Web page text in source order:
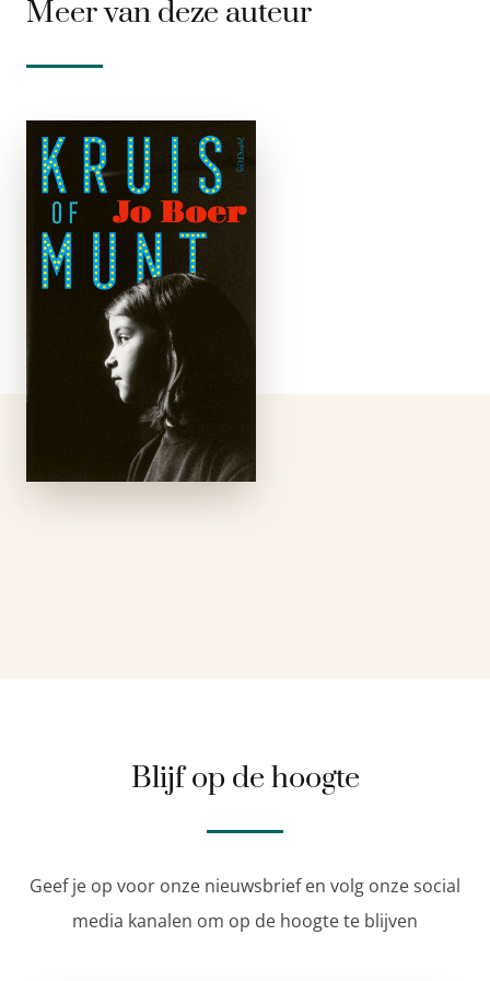
Meer van deze auteur
Kruis of munt
e-boek
‘Het verslag van mijn
jeugd’ noemt
schrijfster en
schilderes Jo Boer
(1907-1993) haar
roman Kruis of munt.
Op tweejarige leeftijd
komt Jopie Landman
(een doorzichtig
pseudoniem) met
opa, oma en …
Blijf op de hoogte
Geef je op voor onze nieuwsbrief en volg onze social
media kanalen om op de hoogte te blijven